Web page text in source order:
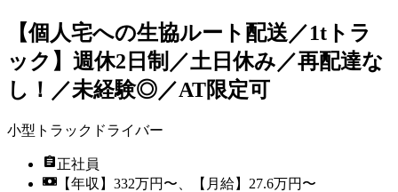
【個人宅への生協ルート配送／1tトラ
ック】週休2日制／土日休み／再配達な
し！／未経験◎／AT限定可
小型トラックドライバー
正社員
【年収】332万円〜、【月給】27.6万円〜